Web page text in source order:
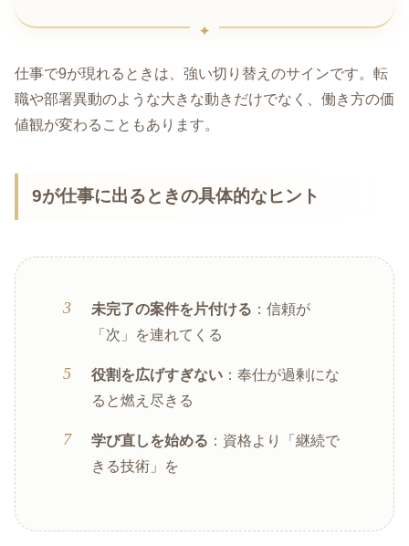
仕事で9が現れるときは、強い切り替えのサインです。転
職や部署異動のような大きな動きだけでなく、働き方の価
値観が変わることもあります。
9が仕事に出るときの具体的なヒント
未完了の案件を片付ける ：信頼が
「次」を連れてくる
役割を広げすぎない ：奉仕が過剰にな
ると燃え尽きる
学び直しを始める ：資格より「継続で
きる技術」を